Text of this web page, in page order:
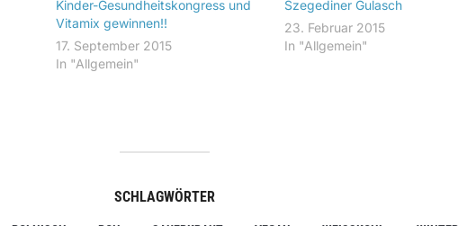
Kinder-Gesundheitskongress und
Vitamix gewinnen!!
17. September 2015
In "Allgemein"
Szegediner Gulasch
23. Februar 2015
In "Allgemein"
SCHLAGWÖRTER